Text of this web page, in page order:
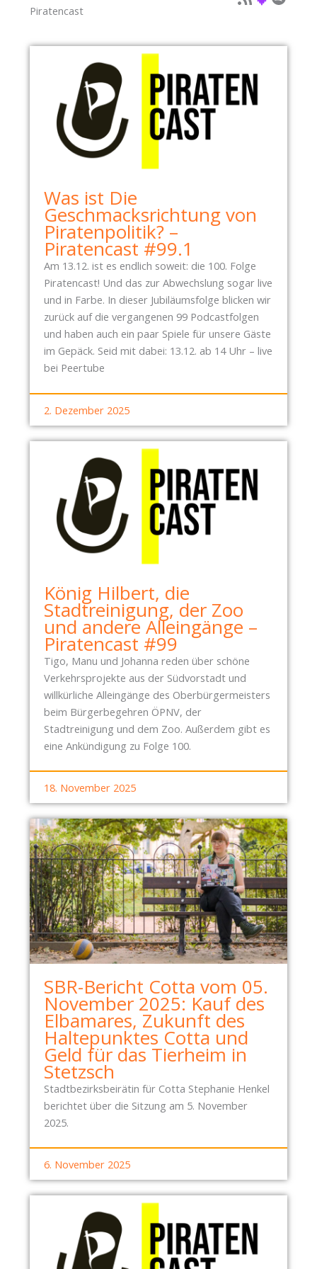
Piratencast
Was ist Die
Geschmacksrichtung von
Piratenpolitik? –
Piratencast #99.1
Am 13.12. ist es endlich soweit: die 100. Folge
Piratencast! Und das zur Abwechslung sogar live
und in Farbe. In dieser Jubiläumsfolge blicken wir
zurück auf die vergangenen 99 Podcastfolgen
und haben auch ein paar Spiele für unsere Gäste
im Gepäck. Seid mit dabei: 13.12. ab 14 Uhr – live
bei Peertube
2. Dezember 2025
König Hilbert, die
Stadtreinigung, der Zoo
und andere Alleingänge –
Piratencast #99
Tigo, Manu und Johanna reden über schöne
Verkehrsprojekte aus der Südvorstadt und
willkürliche Alleingänge des Oberbürgermeisters
beim Bürgerbegehren ÖPNV, der
Stadtreinigung und dem Zoo. Außerdem gibt es
eine Ankündigung zu Folge 100.
18. November 2025
SBR-Bericht Cotta vom 05.
November 2025: Kauf des
Elbamares, Zukunft des
Haltepunktes Cotta und
Geld für das Tierheim in
Stetzsch
Stadtbezirksbeirätin für Cotta Stephanie Henkel
berichtet über die Sitzung am 5. November
2025.
6. November 2025